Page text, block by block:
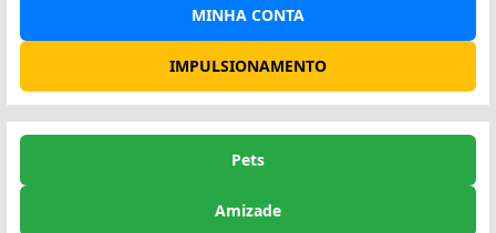
MINHA CONTA
IMPULSIONAMENTO
Pets
Amizade